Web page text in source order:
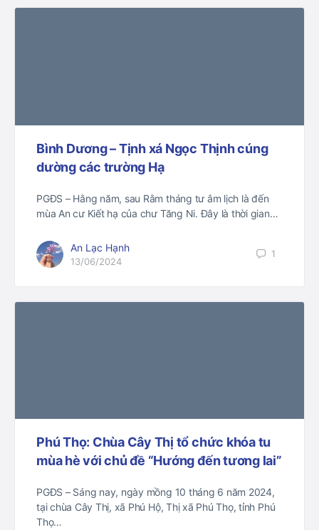
Bình Dương – Tịnh xá Ngọc Thịnh cúng
dường các trường Hạ
PGĐS – Hằng năm, sau Rằm tháng tư âm lịch là đến
mùa An cư Kiết hạ của chư Tăng Ni. Đây là thời gian…
An Lạc Hạnh
13/06/2024
1
Phú Thọ: Chùa Cây Thị tổ chức khóa tu
mùa hè với chủ đề “Hướng đến tương lai”
PGĐS – Sáng nay, ngày mồng 10 tháng 6 năm 2024,
tại chùa Cây Thị, xã Phú Hộ, Thị xã Phú Thọ, tỉnh Phú
Thọ…